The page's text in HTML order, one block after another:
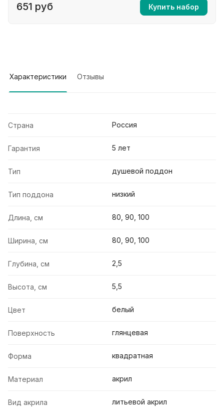
651 руб Купить набор
Характеристики Отзывы
Страна Россия
Гарантия 5 лет
Тип душевой поддон
Тип поддона низкий
Длина, см 80, 90, 100
Ширина, см 80, 90, 100
Глубина, см 2,5
Высота, см 5,5
Цвет белый
Поверхность глянцевая
Форма квадратная
Материал акрил
Вид акрила литьевой акрил